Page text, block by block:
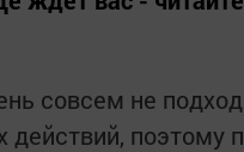
совсем не
действий, поэтому